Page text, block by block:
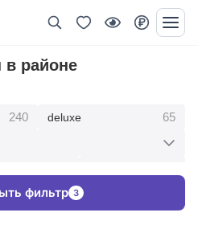
районе
240 deluxe 65
клубные дома
фильтр 3